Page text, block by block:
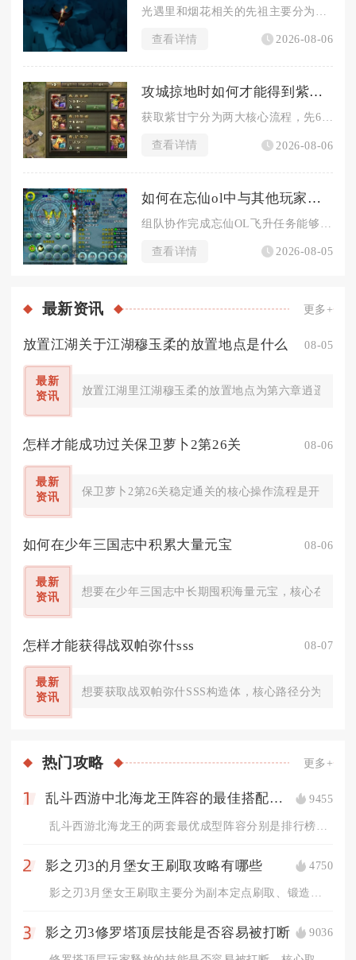
查看详情 2026-08-06
攻城掠地时如何才能得到紫甘宁
获取紫甘宁分为两大核心流程，先66级通关专属副本酒馆招募红品...
查看详情 2026-08-06
如何在忘仙ol中与其他玩家共同完成飞升任务
查看详情 2026-08-05
最新资讯 更多+
放置江湖关于江湖穆玉柔的放置地点是什么 08-05
最新
资讯
放置江湖里江湖穆玉柔的放置地点为第六章逍遥林
怎样才能成功过关保卫萝卜2第26关 08-06
最新
资讯
保卫萝卜2第26关稳定通关的核心操作流程是开局极
如何在少年三国志中积累大量元宝 08-06
最新
资讯
想要在少年三国志中长期囤积海量元宝，核心在于
怎样才能获得战双帕弥什sss 08-07
最新
资讯
想要获取战双帕弥什SSS构造体，核心路径分为定
热门攻略 更多+
乱斗西游中北海龙王阵容的最佳搭配是什么 9455
2 影之刃3的月堡女王刷取攻略有哪些 4750
3 影之刃3修罗塔顶层技能是否容易被打断 9036